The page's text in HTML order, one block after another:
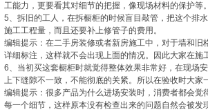
工能力，更要看其对细节的把握，像现场材料的保护等。
5、拆旧的工人，在拆橱柜的时候盲目敲管，把这个排
施工工程量，而且还要补上修管子的费用。
编辑提示：在二手房装修或者新房施工中，对于墙和
详细标注，这样就不会出现上面的情况。因此大家在施
6、当初买这套橱柜时就觉得整体效果非常好，在现场
上下缝隙不一致，不能彻底的关紧。所以在验收时大家
编辑提示：很多产品为什么进场安装时，消费者都会
每一个细节，这样原本没有检查出来的问题自然会被